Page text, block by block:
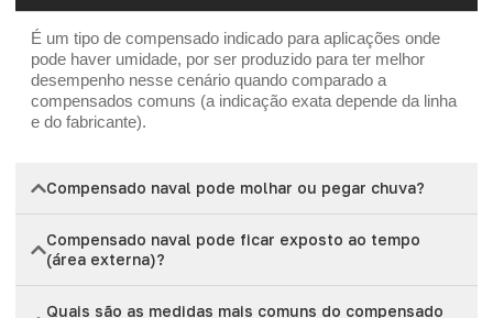
É um tipo de compensado indicado para aplicações onde
pode haver umidade, por ser produzido para ter melhor
desempenho nesse cenário quando comparado a
compensados comuns (a indicação exata depende da linha
e do fabricante).
Compensado naval pode molhar ou pegar chuva?
Compensado naval pode ficar exposto ao tempo
(área externa)?
Quais são as medidas mais comuns do compensado